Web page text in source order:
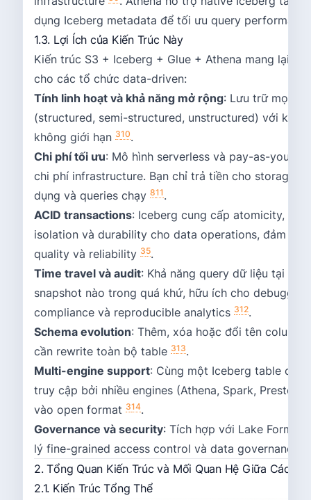
dụng Iceberg metadata để tối ưu query
1.3. Lợi Ích của Kiến Trúc Này
Kiến trúc S3 + Iceberg + Glue + Athena mang lại
cho các tổ chức data-driven:
Tính linh hoạt và khả năng mở rộng: Lưu trữ mọi
(structured, semi-structured, unstructured) với khả
không giới hạn 310.
Chi phí tối ưu: Mô hình serverless và pay-as-you-
chi phí infrastructure. Bạn chỉ trả tiền cho storage
dụng và queries chạy 811.
ACID transactions: Iceberg cung cấp atomicity,
isolation và durability cho data operations, đảm
quality và reliability 35.
Time travel và audit: Khả năng query dữ liệu tại bất
snapshot nào trong quá khứ, hữu ích cho
compliance và reproducible analytics 312.
Schema evolution: Thêm, xóa hoặc đổi tên
cần rewrite toàn bộ table 313.
Multi-engine support: Cùng một Iceberg table có
truy cập bởi nhiều engines (Athena, Spark, Presto,
vào open format 314.
Governance và security: Tích hợp với Lake
lý fine-grained access control và data governance
2. Tổng Quan Kiến Trúc và Mối Quan Hệ Giữa Các
2.1. Kiến Trúc Tổng Thể